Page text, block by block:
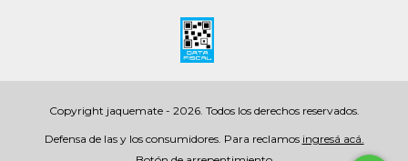
Copyright jaquemate - 2026. Todos los derechos reservados.
Defensa de las y los consumidores. Para reclamos ingresá acá.